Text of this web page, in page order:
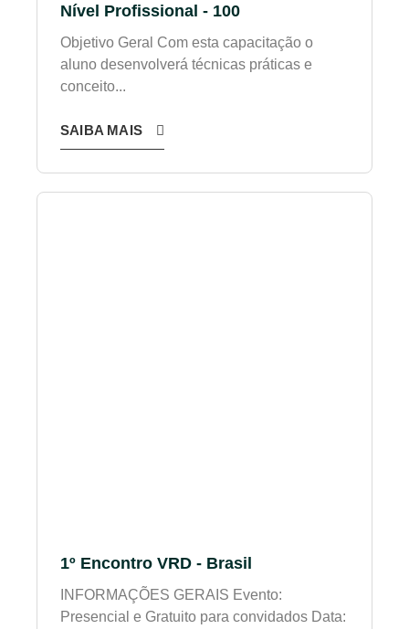
Nível Profissional - 100
Objetivo Geral Com esta capacitação o
aluno desenvolverá técnicas práticas e
conceito...
SAIBA MAIS
1º Encontro VRD - Brasil
INFORMAÇÕES GERAIS Evento:
Presencial e Gratuito para convidados Data: